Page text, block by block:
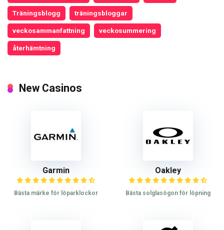
Träningsblogg träningsbloggar
veckosammanfattning veckosummering
återhämtning
New Casinos
Garmin
Bästa märke för löparklockor
Oakley
Bästa solglasögon för löpning